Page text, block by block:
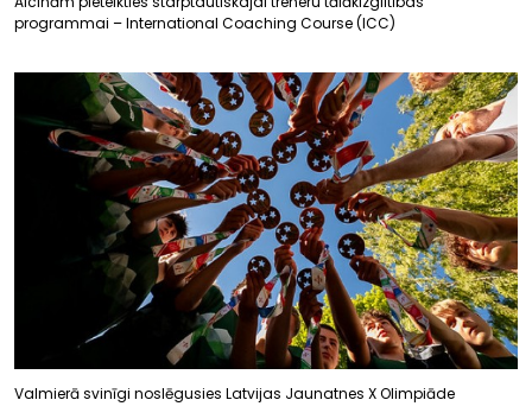
programmai – International Coaching Course (ICC)
Valmierā svinīgi noslēgusies Latvijas Jaunatnes X Olimpiāde